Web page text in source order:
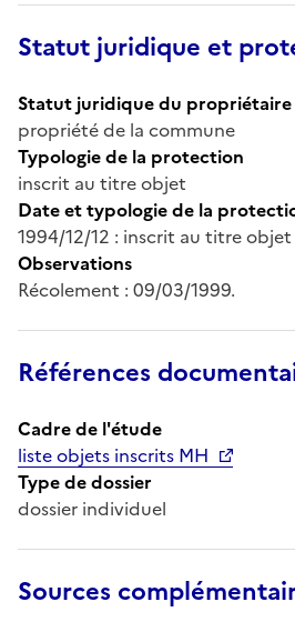
Statut juridique et
Statut juridique du propriétaire
propriété de la commune
Typologie de la protection
inscrit au titre objet
Date et typologie de la
1994/12/12 : inscrit au titre objet
Observations
Récolement : 09/03/1999.
Références
Cadre de l'étude
liste objets inscrits MH
Type de dossier
dossier individuel
Sources